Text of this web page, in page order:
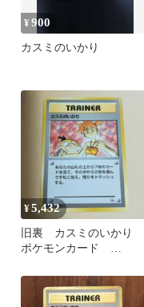
¥900
カスミのいかり
¥5,432
旧裏 カスミのいかり
ポケモンカード